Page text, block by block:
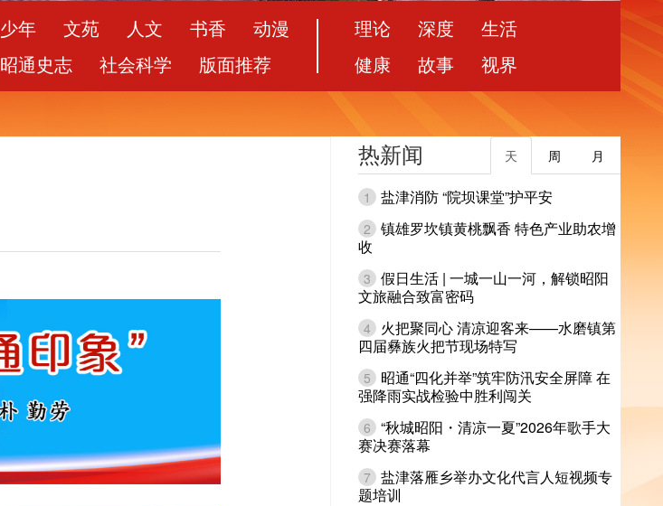
少年 文苑 人文 书香
动漫
昭通史志
社会科学 版面推荐
理论 深度
生活
健康
故事 视界
热新闻 月
周
天
1 盐津消防 “院坝课堂”护平安
2 镇雄罗坎镇黄桃飘香 特色产业助农增
收
3 假日生活 | 一城一山一河，解锁昭阳
文旅融合致富密码
4
火把聚同心 清凉迎客来——水磨镇第
四届彝族火把节现场特写
5
昭通“四化并举”筑牢防汛安全屏障 在
强降雨实战检验中胜利闯关
6 “秋城昭阳・清凉一夏”2026年歌手大
赛决赛落幕
7 盐津落雁乡举办文化代言人短视频专
题培训